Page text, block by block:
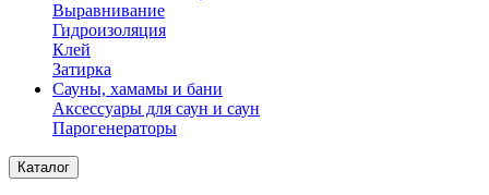
Выравнивание
Гидроизоляция
Клей
Затирка
Сауны, хамамы и бани
Аксессуары для саун и саун
Парогенераторы
Каталог